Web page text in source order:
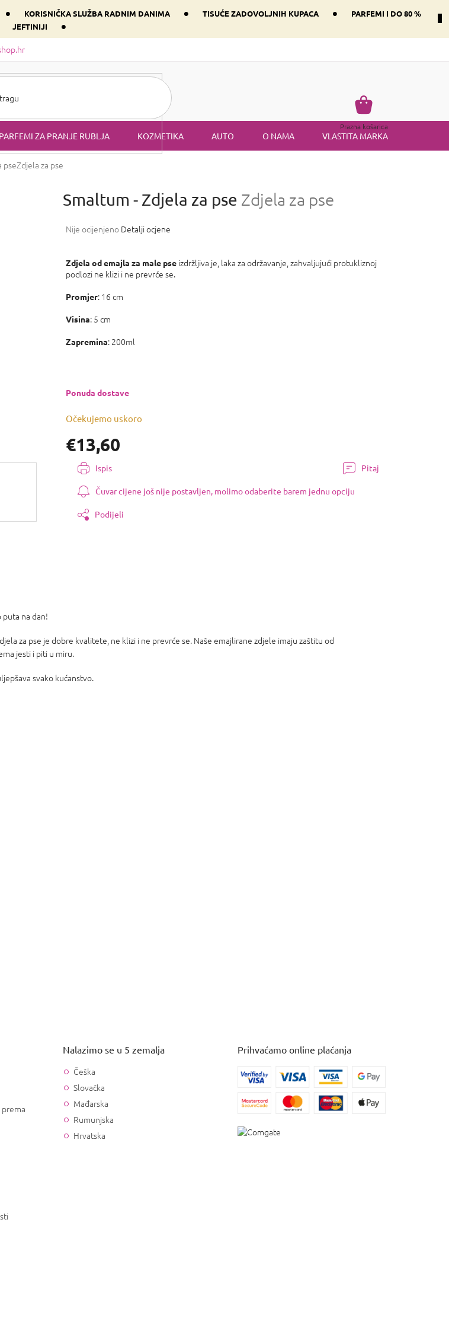
• KORISNIČKA SLUŽBA RADNIM DANIMA • TISUĆE ZADOVOLJNIH KUPACA •
PARFEMI I DO 80 %
JEFTINIJI
•
komponenti
Košarica
Prazna košarica
PARFEMI ZA PRANJE RUBLJA KOZMETIKA AUTO O NAMA VLASTITA MARKA
pseZdjela za pse
Smaltum - Zdjela za pse Zdjela za pse
Prosječna
je
0,0
5
Nije ocijenjeno Detalji ocjene
€13,60
cijenu:
Očekujemo uskoro
Ponuda dostave
Zdjela od emajla za male pse izdržljiva je, laka za održavanje, zahvaljujući protukliznoj
podlozi ne klizi i ne prevrće se.
Promjer: 16 cm
Visina: 5 cm
Zapremina: 200ml
Ispis Pitaj
Čuvar cijene još nije postavljen, molimo odaberite barem jednu opciju
Podijeli
na dan!
za pse je dobre kvalitete, ne klizi i ne prevrće se. Naše emajlirane zdjele imaju zaštitu od
jesti i piti u miru.
svako kućanstvo.
Nalazimo se u 5 zemalja
Češka
Slovačka
Mađarska
Rumunjska
Hrvatska
Prihvaćamo online plaćanja